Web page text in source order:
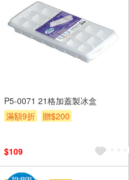
P5-0071 21格加蓋製冰盒
滿額9折
贈$200
$109